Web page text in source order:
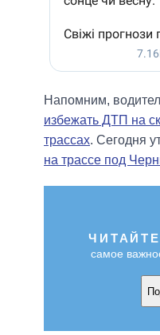
Напомним,
избежать ДТП на
трассах. Сегодня
на трассе под
ЧИТАЙТЕ
самое